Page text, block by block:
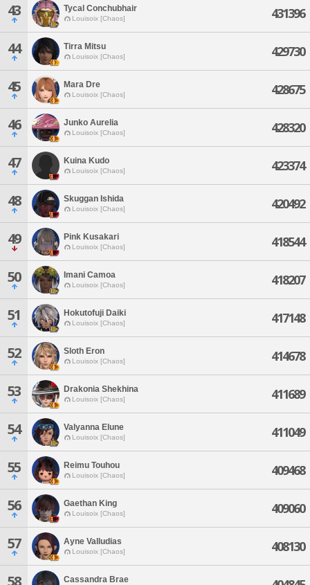
43 Tycal Conchubhair
Louisoix [Chaos] 431396
44 Tirra Mitsu
Louisoix [Chaos] 429730
45 Mara Dre
Louisoix [Chaos] 428675
46 Junko Aurelia
Louisoix [Chaos] 428320
47 Kuina Kudo
Louisoix [Chaos] 423374
48 Skuggan Ishida
Louisoix [Chaos] 420492
49 Pink Kusakari
Louisoix [Chaos] 418544
50 Imani Camoa
Louisoix [Chaos] 418207
51 Hokutofuji Daiki
Louisoix [Chaos] 417148
52 Sloth Eron
Louisoix [Chaos] 414678
53 Drakonia Shekhina
Louisoix [Chaos] 411689
54 Valyanna Elune
Louisoix [Chaos] 411049
55 Reimu Touhou
Louisoix [Chaos] 409468
56 Gaethan King
Louisoix [Chaos] 409060
57 Ayne Valludias
Louisoix [Chaos] 408130
58 Cassandra Brae